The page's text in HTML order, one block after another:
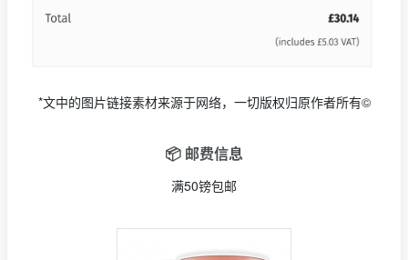
*文中的图片链接素材来源于网络，一切版权归原作者所有©
📦 邮费信息
满50镑包邮